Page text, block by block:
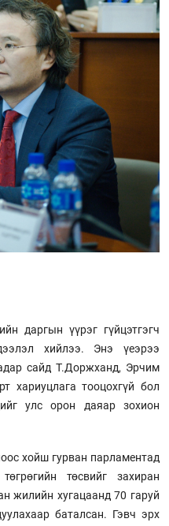
даргын үүрэг гүйцэтгэгч
хийлээ. Энэ үеэрээ
сайд Т.Доржханд, Эрчим
хариуцлага тооцохгүй бол
улс орон даяар зохион
хойш гурван парламентад
төсвийг захиран
жилийн хугацаанд 70 гаруй
баталсан. Гэвч эрх